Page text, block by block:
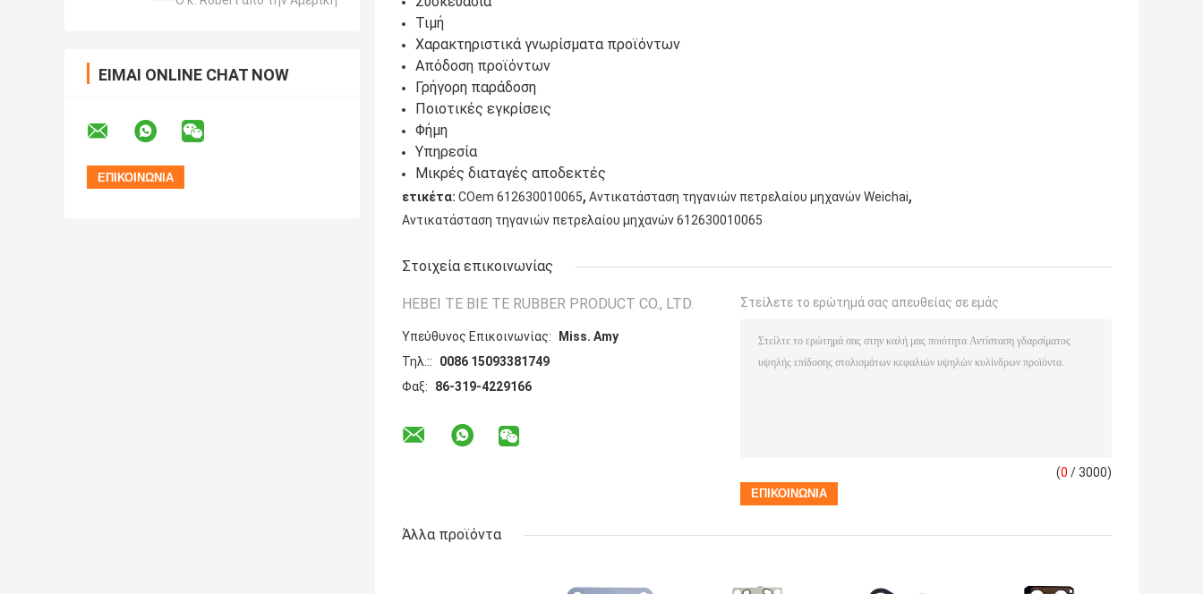
ΕΊΜΑΙ ONLINE CHAT NOW
Τιμή
Χαρακτηριστικά γνωρίσματα προϊόντων
Απόδοση προϊόντων
Γρήγορη παράδοση
Ποιοτικές εγκρίσεις
Φήμη
Υπηρεσία
Μικρές διαταγές αποδεκτές
ετικέτα: COem 612630010065, Αντικατάσταση τηγανιών πετρελαίου μηχανών Weichai,
Αντικατάσταση τηγανιών πετρελαίου μηχανών 612630010065
Στοιχεία επικοινωνίας
HEBEI TE BIE TE RUBBER PRODUCT CO., LTD.
Υπεύθυνος Επικοινωνίας:
Miss. Amy
Τηλ.::
0086 15093381749
Φαξ:
86-319-4229166
Στείλετε το ερώτημά σας απευθείας σε εμάς
(0 / 3000)
Άλλα προϊόντα